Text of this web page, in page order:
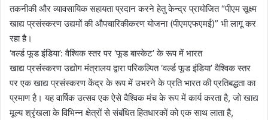
तकनीकी और व्यावसायिक सहायता प्रदान करने हेतु केन्द्र प्रायोजित “पीएम सूक्ष्म
खाद्य प्रसंस्करण उद्यमों की औपचारिकीकरण योजना (पीएमएफएमई)” भी लागू कर
रहा है।
‘वर्ल्ड फूड इंडिया’: वैश्विक स्तर पर ‘फूड बास्केट’ के रूप में भारत
खाद्य प्रसंस्करण उद्योग मंत्रालय द्वारा परिकल्पित ‘वर्ल्ड फूड इंडिया’ वैश्विक स्तर
पर एक खाद्य प्रसंस्करण केंद्र के रूप में उभरने के प्रति भारत की प्रतिबद्धता का
प्रमाण है। यह वार्षिक उत्सव एक ऐसे वैश्विक मंच के रूप में कार्य करता है, जो खाद्य
मूल्य श्रृंखला के विभिन्न क्षेत्रों से संबंधित हितधारकों को एक साथ लाता है,